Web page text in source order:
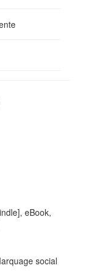
eBook,
social